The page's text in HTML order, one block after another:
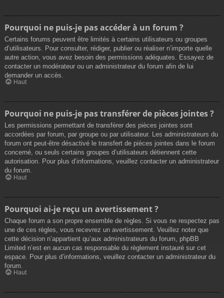
Pourquoi ne puis-je pas accéder à un forum ?
Certains forums peuvent être limités à certains utilisateurs ou groupes
d’utilisateurs. Pour consulter, rédiger, publier ou réaliser n’importe quelle
autre action, vous avez besoin des permissions adéquates. Essayez de
contacter un modérateur ou un administrateur du forum afin de lui
demander un accès.
Haut
Pourquoi ne puis-je pas transférer de pièces jointes ?
Les permissions permettant de transférer des pièces jointes sont
accordées par forum, par groupe ou par utilisateur. Les administrateurs du
forum ont peut-être désactivé le transfert de pièces jointes dans le forum
concerné, ou seuls certains groupes d’utilisateurs détiennent cette
autorisation. Pour plus d’informations, veuillez contacter un administrateur
du forum.
Haut
Pourquoi ai-je reçu un avertissement ?
Chaque forum a son propre ensemble de règles. Si vous ne respectez pas
une de ces règles, vous recevrez un avertissement. Veuillez noter que
cette décision n’appartient qu’aux administrateurs du forum, phpBB
Limited n’est en aucun cas responsable du règlement instauré sur cet
espace. Pour plus d’informations, veuillez contacter un administrateur du
forum.
Haut